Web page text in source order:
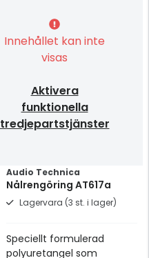
Innehållet kan inte
visas
Aktivera
funktionella
tredjepartstjänster
Audio Technica
Nålrengöring AT617a
Lagervara (3 st. i lager)
Speciellt formulerad
polyuretangel som